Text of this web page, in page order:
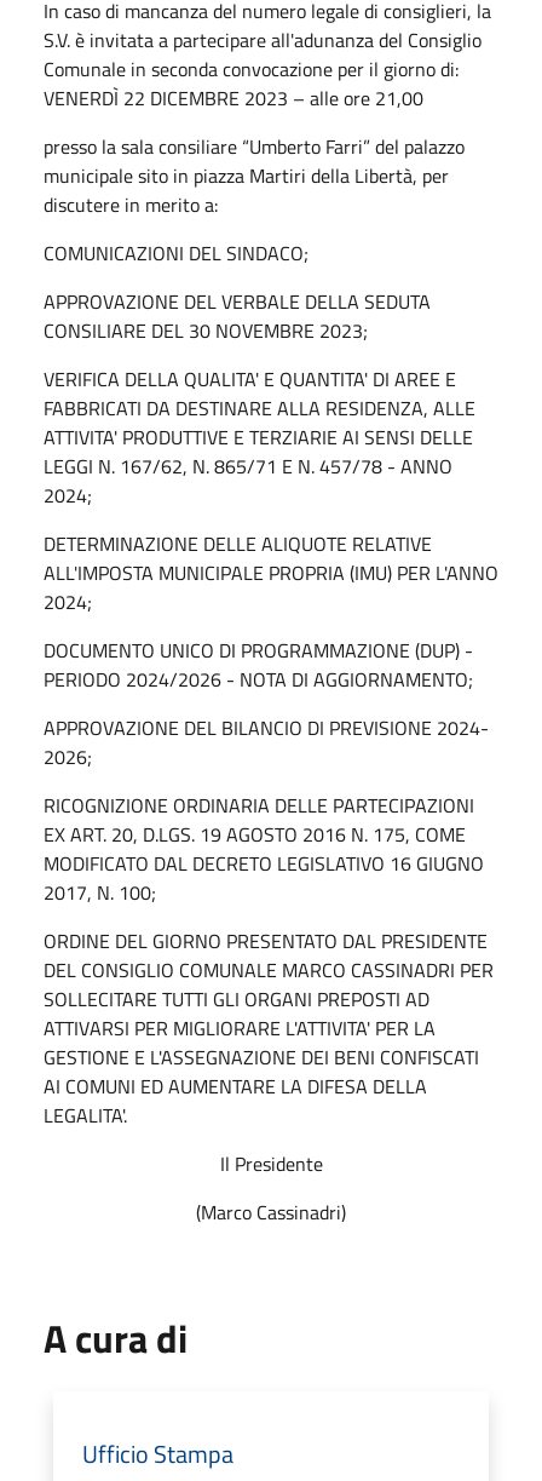
In caso di mancanza del numero legale di consiglieri, la
S.V. è invitata a partecipare all'adunanza del Consiglio
Comunale in seconda convocazione per il giorno di:
VENERDÌ 22 DICEMBRE 2023 – alle ore 21,00
presso la sala consiliare “Umberto Farri” del palazzo
municipale sito in piazza Martiri della Libertà, per
discutere in merito a:
COMUNICAZIONI DEL SINDACO;
APPROVAZIONE DEL VERBALE DELLA SEDUTA
CONSILIARE DEL 30 NOVEMBRE 2023;
VERIFICA DELLA QUALITA' E QUANTITA' DI AREE E
FABBRICATI DA DESTINARE ALLA RESIDENZA, ALLE
ATTIVITA' PRODUTTIVE E TERZIARIE AI SENSI DELLE
LEGGI N. 167/62, N. 865/71 E N. 457/78 - ANNO
2024;
DETERMINAZIONE DELLE ALIQUOTE RELATIVE
ALL'IMPOSTA MUNICIPALE PROPRIA (IMU) PER L'ANNO
2024;
DOCUMENTO UNICO DI PROGRAMMAZIONE (DUP) -
PERIODO 2024/2026 - NOTA DI AGGIORNAMENTO;
APPROVAZIONE DEL BILANCIO DI PREVISIONE 2024-
2026;
RICOGNIZIONE ORDINARIA DELLE PARTECIPAZIONI
EX ART. 20, D.LGS. 19 AGOSTO 2016 N. 175, COME
MODIFICATO DAL DECRETO LEGISLATIVO 16 GIUGNO
2017, N. 100;
ORDINE DEL GIORNO PRESENTATO DAL PRESIDENTE
DEL CONSIGLIO COMUNALE MARCO CASSINADRI PER
SOLLECITARE TUTTI GLI ORGANI PREPOSTI AD
ATTIVARSI PER MIGLIORARE L'ATTIVITA' PER LA
GESTIONE E L'ASSEGNAZIONE DEI BENI CONFISCATI
AI COMUNI ED AUMENTARE LA DIFESA DELLA
LEGALITA'.
Il Presidente
(Marco Cassinadri)
A cura di
Ufficio Stampa